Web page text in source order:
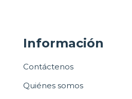
Información
Contáctenos
Quiénes somos